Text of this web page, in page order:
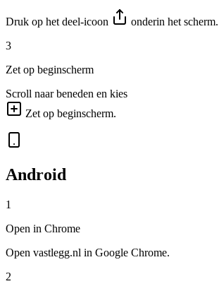
Druk op het deel-icoon
onderin het scherm.
3
Zet op beginscherm
Scroll naar beneden en kies
Zet op beginscherm.
Android
1
Open in Chrome
Open vastlegg.nl in Google Chrome.
2